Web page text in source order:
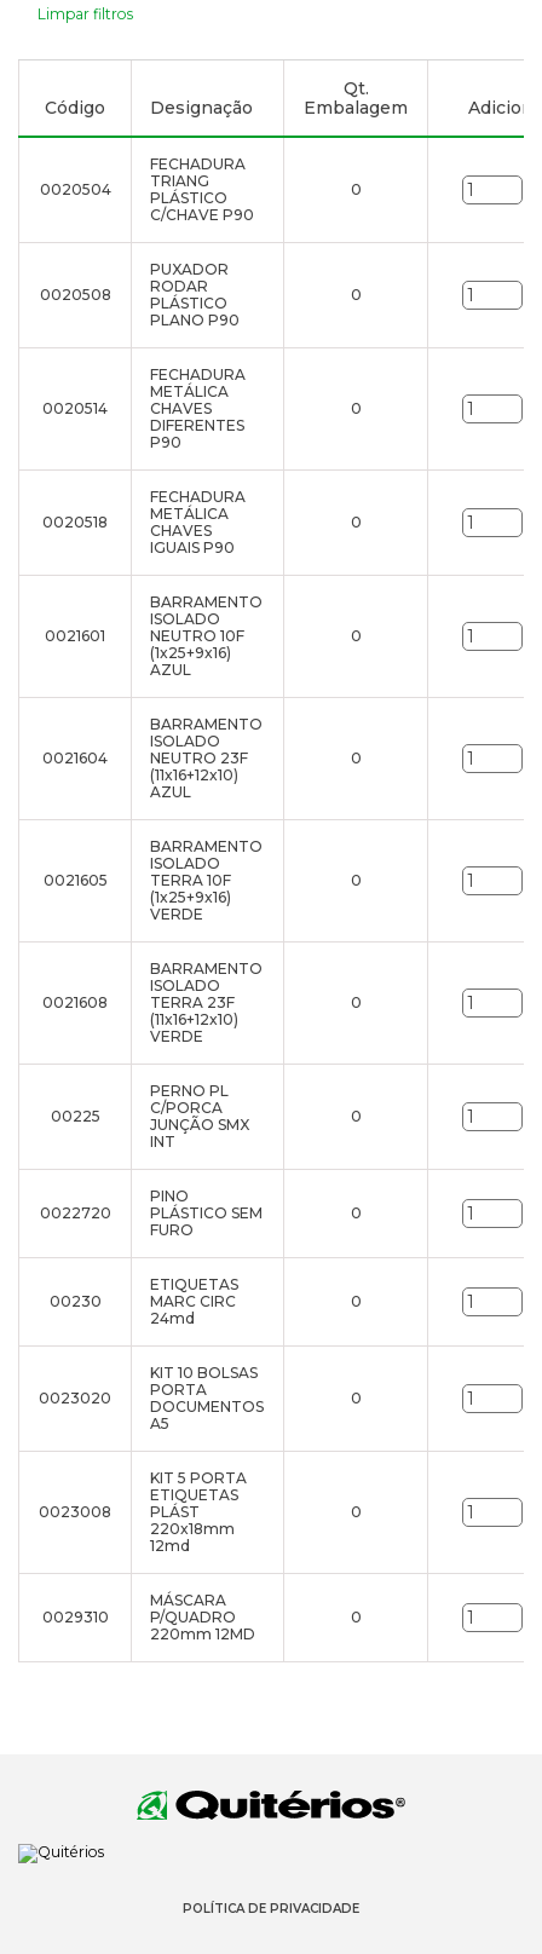
Limpar filtros
Código Designação
Qt.
Embalagem
0020504
FECHADURA
TRIANG
PLÁSTICO
C/CHAVE P90
0
0020508
PUXADOR
RODAR
PLÁSTICO
PLANO P90
0
0020514
FECHADURA
METÁLICA
CHAVES
DIFERENTES
P90
0
0020518
FECHADURA
METÁLICA
CHAVES
IGUAIS P90
0
0021601
BARRAMENTO
ISOLADO
NEUTRO 10F
(1x25+9x16)
AZUL
0
0021604
BARRAMENTO
ISOLADO
NEUTRO 23F
(11x16+12x10)
AZUL
0
0021605
BARRAMENTO
ISOLADO
TERRA 10F
(1x25+9x16)
VERDE
0
0021608
BARRAMENTO
ISOLADO
TERRA 23F
(11x16+12x10)
VERDE
0
00225
PERNO PL
C/PORCA
JUNÇÃO SMX
INT
0
0022720
PINO
PLÁSTICO SEM
FURO
0
00230
ETIQUETAS
MARC CIRC
24md
0
0023020
KIT 10 BOLSAS
PORTA
DOCUMENTOS
A5
0
0023008
KIT 5 PORTA
ETIQUETAS
PLÁST
220x18mm
12md
0
0029310
MÁSCARA
P/QUADRO
220mm 12MD
0
POLÍTICA DE PRIVACIDADE